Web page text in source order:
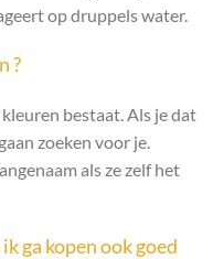
op druppels water.
?
bestaat. Als je dat
zoeken voor je.
als ze zelf het
ga kopen ook goed